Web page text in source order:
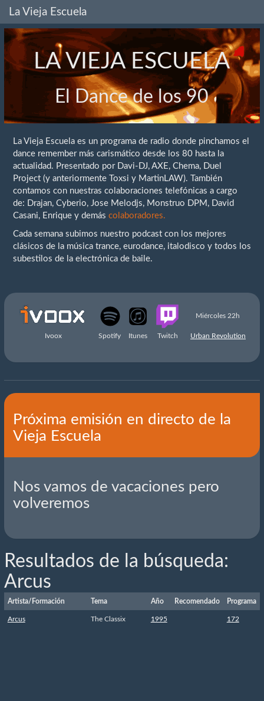
La Vieja Escuela
LA VIEJA ESCUELA
El Dance de los 90
La Vieja Escuela es un programa de radio donde pinchamos el
dance remember más carismático desde los 80 hasta la
actualidad. Presentado por Davi-DJ, AXE, Chema, Duel
Project (y anteriormente Toxsi y MartinLAW). También
contamos con nuestras colaboraciones telefónicas a cargo
de: Drajan, Cyberio, Jose Melodjs, Monstruo DPM, David
Casani, Enrique y demás colaboradores.
Cada semana subimos nuestro podcast con los mejores
clásicos de la música trance, eurodance, italodisco y todos los
subestilos de la electrónica de baile.
Miércoles 22h
Ivoox Spotify Itunes Twitch Urban Revolution
Próxima emisión en directo de la
Vieja Escuela
Nos vamos de vacaciones pero
volveremos
Resultados de la búsqueda:
Arcus
Artista/Formación Tema Año Recomendado Programa
Arcus The Classix 1995 172